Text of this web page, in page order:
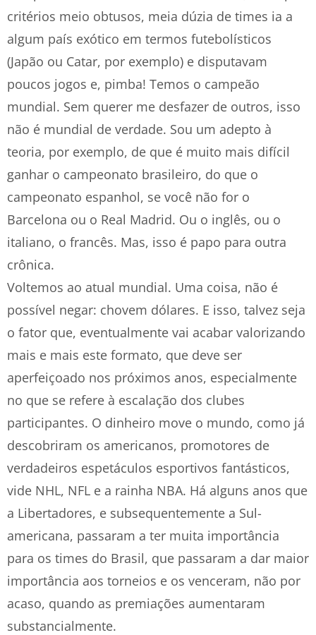
critérios meio obtusos, meia dúzia de times ia a
algum país exótico em termos futebolísticos
(Japão ou Catar, por exemplo) e disputavam
poucos jogos e, pimba! Temos o campeão
mundial. Sem querer me desfazer de outros, isso
não é mundial de verdade. Sou um adepto à
teoria, por exemplo, de que é muito mais difícil
ganhar o campeonato brasileiro, do que o
campeonato espanhol, se você não for o
Barcelona ou o Real Madrid. Ou o inglês, ou o
italiano, o francês. Mas, isso é papo para outra
crônica.
Voltemos ao atual mundial. Uma coisa, não é
possível negar: chovem dólares. E isso, talvez seja
o fator que, eventualmente vai acabar valorizando
mais e mais este formato, que deve ser
aperfeiçoado nos próximos anos, especialmente
no que se refere à escalação dos clubes
participantes. O dinheiro move o mundo, como já
descobriram os americanos, promotores de
verdadeiros espetáculos esportivos fantásticos,
vide NHL, NFL e a rainha NBA. Há alguns anos que
a Libertadores, e subsequentemente a Sul-
americana, passaram a ter muita importância
para os times do Brasil, que passaram a dar maior
importância aos torneios e os venceram, não por
acaso, quando as premiações aumentaram
substancialmente.